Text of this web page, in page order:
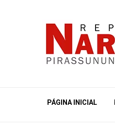
PÁGINA INICIAL